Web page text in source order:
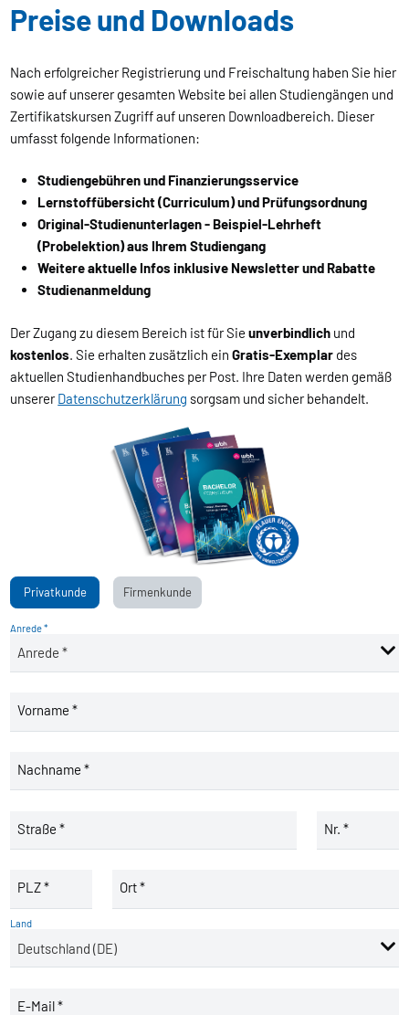
Preise und Downloads
Nach erfolgreicher Registrierung und Freischaltung haben Sie hier
sowie auf unserer gesamten Website bei allen Studiengängen und
Zertifikatskursen Zugriff auf unseren Downloadbereich. Dieser
umfasst folgende Informationen:
Studiengebühren und Finanzierungsservice
Lernstoffübersicht (Curriculum) und Prüfungsordnung
Original-Studienunterlagen - Beispiel-Lehrheft
(Probelektion) aus Ihrem Studiengang
Weitere aktuelle Infos inklusive Newsletter und Rabatte
Studienanmeldung
Der Zugang zu diesem Bereich ist für Sieunverbindlich und
kostenlos . Sie erhalten zusätzlich einGratis-Exemplar des
aktuellen Studienhandbuches per Post. Ihre Daten werden gemäß
unsererDatenschutzerklärung sorgsam und sicher behandelt.
Privatkunde Firmenkunde
Anrede *
Vorname *
Nachname *
Straße * Nr. *
PLZ * Ort *
Land
E-Mail *